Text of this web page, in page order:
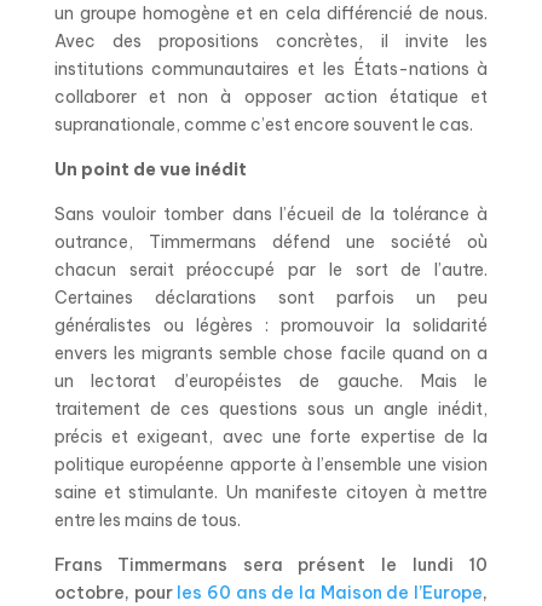
un groupe homogène et en cela différencié de nous.
Avec des propositions concrètes, il invite les
institutions communautaires et les États-nations à
collaborer et non à opposer action étatique et
supranationale, comme c’est encore souvent le cas.
Un point de vue inédit
Sans vouloir tomber dans l’écueil de la tolérance à
outrance, Timmermans défend une société où
chacun serait préoccupé par le sort de l’autre.
Certaines déclarations sont parfois un peu
généralistes ou légères : promouvoir la solidarité
envers les migrants semble chose facile quand on a
un lectorat d’européistes de gauche. Mais le
traitement de ces questions sous un angle inédit,
précis et exigeant, avec une forte expertise de la
politique européenne apporte à l’ensemble une vision
saine et stimulante. Un manifeste citoyen à mettre
entre les mains de tous.
Frans Timmermans sera présent le lundi 10
octobre, pour les 60 ans de la Maison de l’Europe,